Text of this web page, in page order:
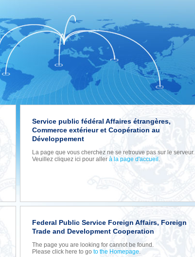
Service public fédéral Affaires étrangères,
Commerce extérieur et Coopération au
Développement
La page que vous cherchez ne se retrouve pas sur le serveur.
Veuillez cliquez ici pour aller à la page d'accueil .
Federal Public Service Foreign Affairs, Foreign
Trade and Development Cooperation
The page you are looking for cannot be found.
Please click here to go to the Homepage.